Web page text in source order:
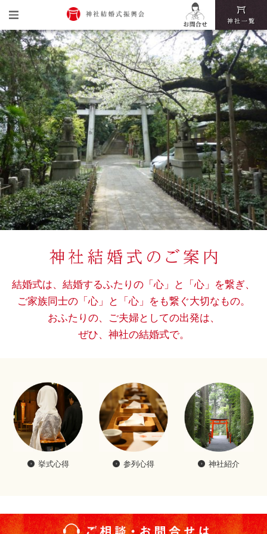
トップ
神社結婚式振興会とは
神社結婚式の魅力
挙式・披露宴までの流れ
神社結婚式いろは
結婚式は、結婚するふたりの「心」と「心」を繋ぎ、
ご家族同士の「心」と「心」をも繋ぐ大切なもの。
おふたりの、ご夫婦としての出発は、
ぜひ、神社の結婚式で。
挙式心得 参列心得 神社紹介